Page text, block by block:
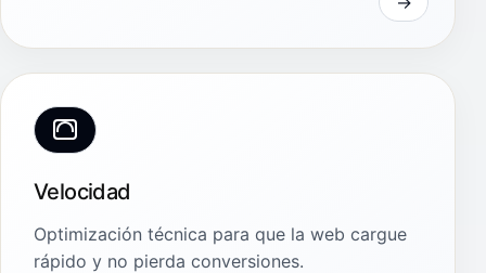
Velocidad
Optimización técnica para que la web cargue
rápido y no pierda conversiones.